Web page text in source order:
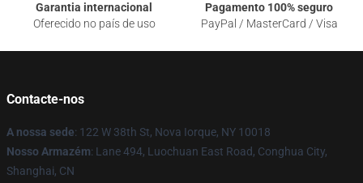
Garantia internacional
Oferecido no país de uso
Pagamento 100% seguro
PayPal / MasterCard / Visa
Contacte-nos
A nossa sede: 122 W 38th St, Nova Iorque, NY 10018
Nosso Armazém: Lane 494, Luochuan East Road, Conghua City,
Shanghai, CN